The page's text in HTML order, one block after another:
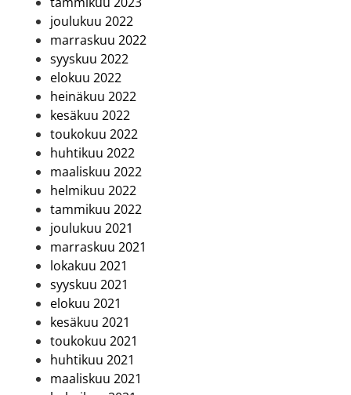
joulukuu 2022
marraskuu 2022
syyskuu 2022
elokuu 2022
heinäkuu 2022
kesäkuu 2022
toukokuu 2022
huhtikuu 2022
maaliskuu 2022
helmikuu 2022
tammikuu 2022
joulukuu 2021
marraskuu 2021
lokakuu 2021
syyskuu 2021
elokuu 2021
kesäkuu 2021
toukokuu 2021
huhtikuu 2021
maaliskuu 2021